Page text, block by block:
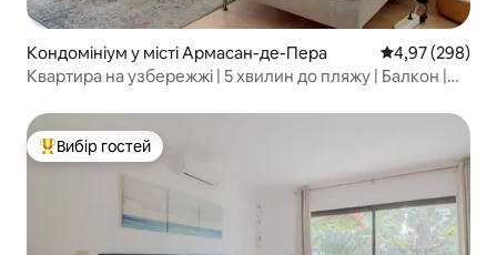
Кондомініум у місті Армасан-де-Пера Середня
4,97 (298)
Квартира на узбережжі | 5 хвилин до пляжу | Балкон |
Топ вибір гостей
Вибір гостей